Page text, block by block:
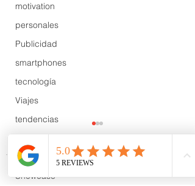
motivation
personales
Publicidad
smartphones
tecnología
Viajes
tendencias
Wow
B2B
Showcase